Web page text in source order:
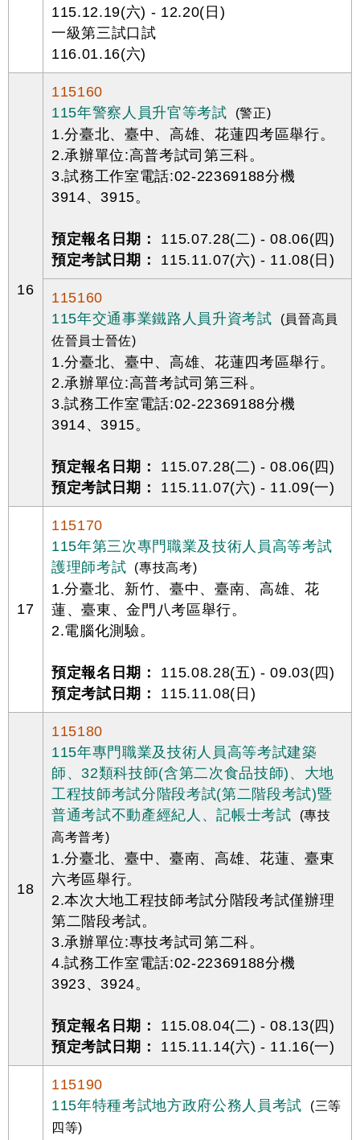
115.12.19(六) - 12.20(日)
一級第三試口試
116.01.16(六)
16
115160
115年警察人員升官等考試
(警正)
1.分臺北、臺中、高雄、花蓮四考區舉行。
2.承辦單位:高普考試司第三科。
3.試務工作室電話:02-22369188分機
3914、3915。
預定報名日期：
115.07.28(二) - 08.06(四)
預定考試日期：
115.11.07(六) - 11.08(日)
115160
115年交通事業鐵路人員升資考試
(員晉高員
佐晉員士晉佐)
1.分臺北、臺中、高雄、花蓮四考區舉行。
2.承辦單位:高普考試司第三科。
3.試務工作室電話:02-22369188分機
3914、3915。
預定報名日期：
115.07.28(二) - 08.06(四)
預定考試日期：
115.11.07(六) - 11.09(一)
17
115170
115年第三次專門職業及技術人員高等考試
護理師考試
(專技高考)
1.分臺北、新竹、臺中、臺南、高雄、花
蓮、臺東、金門八考區舉行。
2.電腦化測驗。
預定報名日期：
115.08.28(五) - 09.03(四)
預定考試日期：
115.11.08(日)
18
115180
115年專門職業及技術人員高等考試建築
師、32類科技師(含第二次食品技師)、大地
工程技師考試分階段考試(第二階段考試)暨
普通考試不動產經紀人、記帳士考試
(專技
高考普考)
1.分臺北、臺中、臺南、高雄、花蓮、臺東
六考區舉行。
2.本次大地工程技師考試分階段考試僅辦理
第二階段考試。
3.承辦單位:專技考試司第二科。
4.試務工作室電話:02-22369188分機
3923、3924。
預定報名日期：
115.08.04(二) - 08.13(四)
預定考試日期：
115.11.14(六) - 11.16(一)
115190
115年特種考試地方政府公務人員考試
(三等
四等)